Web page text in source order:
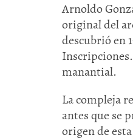
Arnoldo
original del
descubrió en
manantial.
La compleja
antes que se
origen de